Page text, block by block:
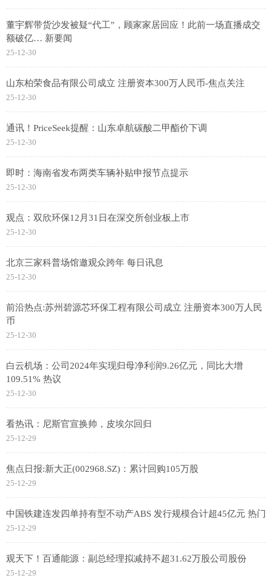
董宇辉带货沙发被疑“代工”，顾家家居回应！此前一场直播成交
额破亿… 新要闻
25-12-30
山东柏荣食品有限公司成立 注册资本300万人民币-焦点关注
25-12-30
通讯！PriceSeek提醒：山东卓航碳酸二甲酯价下调
25-12-30
即时：海南省发布两类车辆补贴申报节点提示
25-12-30
观点：双欣环保12月31日在深交所创业板上市
25-12-30
北京三家科普场馆邀观众跨年 每日讯息
25-12-30
前沿热点:苏州碧源芯环保工程有限公司成立 注册资本300万人民
币
25-12-30
白云机场：公司2024年实现归母净利润9.26亿元，同比大增
109.51% 热议
25-12-30
看热讯：尼斯官宣换帅，皮埃尔回归
25-12-29
焦点日报:新大正(002968.SZ)：累计回购105万股
25-12-29
中国铁建连发四单持有型不动产ABS 发行规模合计超45亿元 热门
25-12-29
观天下！百通能源：副总经理拟减持不超31.62万股公司股份
25-12-29